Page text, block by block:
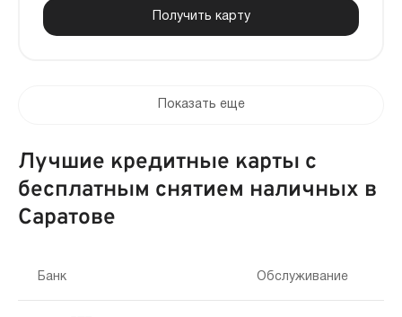
Получить карту
Показать еще
Лучшие кредитные карты с
бесплатным снятием наличных в
Саратове
Банк Обслуживание